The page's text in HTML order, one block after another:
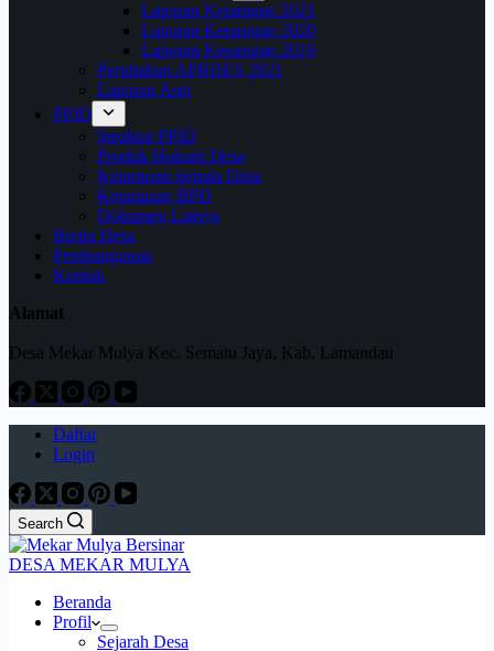
Laporan Keuangan 2021
Laporan Keuangan 2020
Laporan Keuangan 2019
Perubahan APBDES 2021
Laporan Aset
PPID
Struktur PPID
Produk Hukum Desa
Keputusan kepala Desa
Keputusan BPD
Dokumen Lainya
Berita Desa
Pembangunan
Kontak
Alamat
Desa Mekar Mulya Kec. Sematu Jaya, Kab. Lamandau
Daftar
Login
Search
DESA MEKAR MULYA
Beranda
Profil
Sejarah Desa